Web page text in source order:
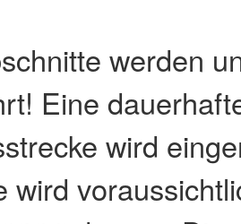
werden
Eine
wird
wird